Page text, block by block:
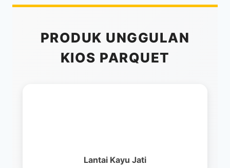
PRODUK UNGGULAN
KIOS PARQUET
Lantai Kayu Jati